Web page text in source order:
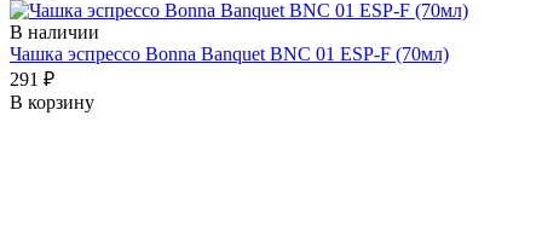
В наличии
Чашка эспрессо Bonna Banquet BNC 01 ESP-F (70мл)
291 ₽
В корзину